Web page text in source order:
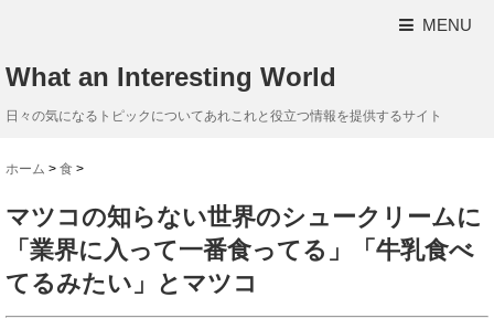
MENU
What an Interesting World
日々の気になるトピックについてあれこれと役立つ情報を提供するサイト
ホーム > 食 >
マツコの知らない世界のシュークリームに
「業界に入って一番食ってる」「牛乳食べ
てるみたい」とマツコ